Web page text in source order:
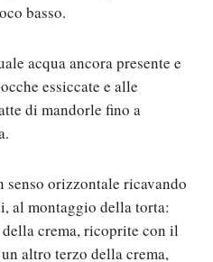
basso.
acqua ancora presente e
essiccate e alle
di mandorle fino a
orizzontale ricavando
al montaggio della torta:
crema, ricoprite con il
altro terzo della crema,